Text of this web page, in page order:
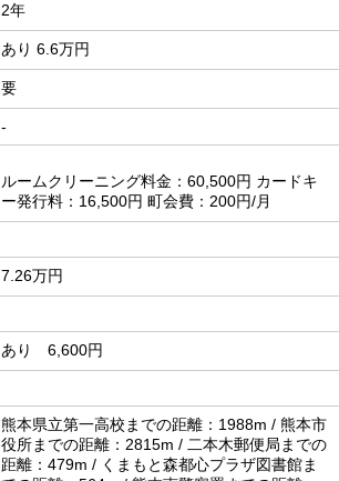
2年
あり 6.6万円
要
-
ルームクリーニング料金：60,500円 カードキ
ー発行料：16,500円 町会費：200円/月
7.26万円
あり 6,600円
熊本県立第一高校までの距離：1988m / 熊本市
役所までの距離：2815m / 二本木郵便局までの
距離：479m / くまもと森都心プラザ図書館ま